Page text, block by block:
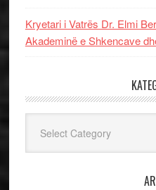
Kryetari i Vatrës Dr. Elmi
Akademinë e Shkencave